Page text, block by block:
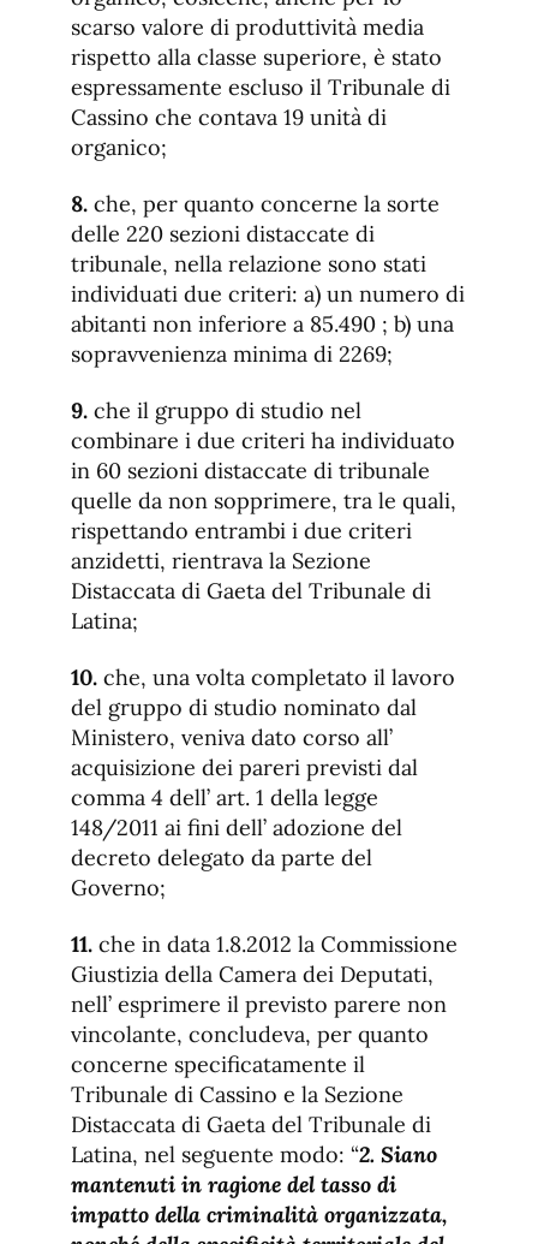
scarso valore di produttività media
rispetto alla classe superiore, è stato
espressamente escluso il Tribunale di
Cassino che contava 19 unità di
organico;
8. che, per quanto concerne la sorte
delle 220 sezioni distaccate di
tribunale, nella relazione sono stati
individuati due criteri: a) un numero di
abitanti non inferiore a 85.490 ; b) una
sopravvenienza minima di 2269;
9. che il gruppo di studio nel
combinare i due criteri ha individuato
in 60 sezioni distaccate di tribunale
quelle da non sopprimere, tra le quali,
rispettando entrambi i due criteri
anzidetti, rientrava la Sezione
Distaccata di Gaeta del Tribunale di
Latina;
10. che, una volta completato il lavoro
del gruppo di studio nominato dal
Ministero, veniva dato corso all’
acquisizione dei pareri previsti dal
comma 4 dell’ art. 1 della legge
148/2011 ai fini dell’ adozione del
decreto delegato da parte del
Governo;
11. che in data 1.8.2012 la Commissione
Giustizia della Camera dei Deputati,
nell’ esprimere il previsto parere non
vincolante, concludeva, per quanto
concerne specificatamente il
Tribunale di Cassino e la Sezione
Distaccata di Gaeta del Tribunale di
Latina, nel seguente modo: “2. Siano
mantenuti in ragione del tasso di
impatto della criminalità organizzata,